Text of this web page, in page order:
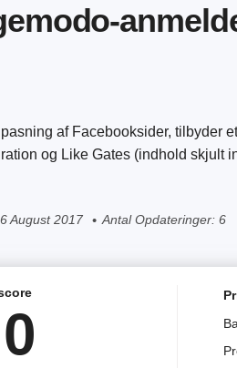
af Facebooksider, tilbyder
og Like Gates (indhold skjult
August 2017 Antal Opdateringer: 6